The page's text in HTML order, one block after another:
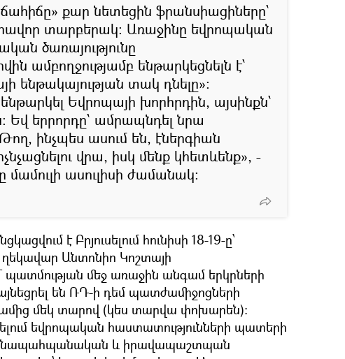
քար նետեցին ֆրանսիացիները՝
տարբերակ։ Առաջինը եվրոպական
ծառայությունը
ամբողջությամբ ենթարկեցնելն է՝
ենթակայության տակ դնելը»։
Եվրոպայի խորհրդին, այսինքն՝
Եվ երրորդը՝ ամրապնդել նրա
Թող, ինչպես ասում են, էներգիան
վրա, իսկ մենք կհետևենք», -
ասուլիսի ժամանակ։
է Բրյուսելում հունիսի 18-19-ը՝
Անտոնիո Կոշտայի
մեջ առաջին անգամ երկրների
են ՌԴ-ի դեմ պատժամիջոցների
մեկ տարով (կես տարվա փոխարեն):
եվրոպական հաստատությունների պատերի
բնապահպանական և իրավապաշտպան